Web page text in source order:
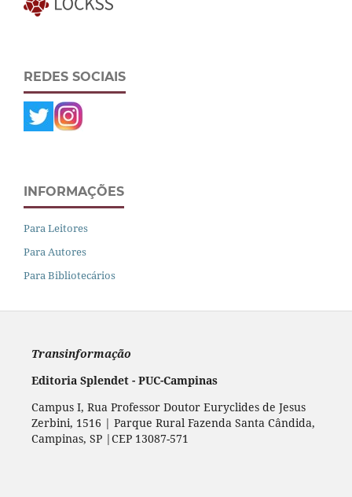
REDES SOCIAIS
INFORMAÇÕES
Para Leitores
Para Autores
Para Bibliotecários
Transinformação
Editoria Splendet - PUC-Campinas
Campus I, Rua Professor Doutor Euryclides de Jesus
Zerbini, 1516 | Parque Rural Fazenda Santa Cândida,
Campinas, SP |CEP 13087-571